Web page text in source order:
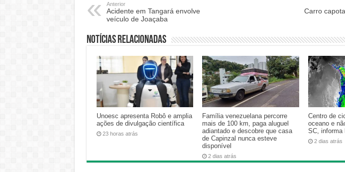
Anterior
Acidente em Tangará envolve
veículo de Joaçaba
Carro
Notícias relacionadas
Unoesc apresenta Robô e amplia
ações de divulgação científica
23 horas atrás
Família venezuelana percorre
mais de 100 km, paga aluguel
adiantado e descobre que casa
de Capinzal nunca esteve
disponível
2 dias atrás
Centro de
oceano e
SC, informa
2 dias atrás